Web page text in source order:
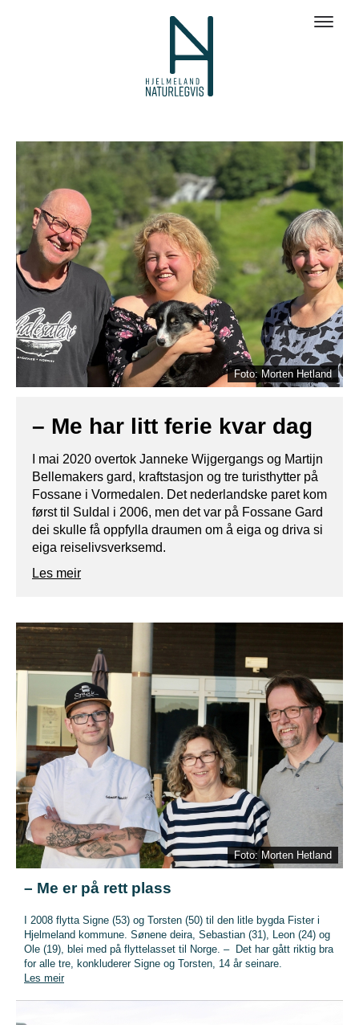
Foto: Morten Hetland
– Me har litt ferie kvar dag
I mai 2020 overtok Janneke Wijgergangs og Martijn
Bellemakers gard, kraftstasjon og tre turisthytter på
Fossane i Vormedalen. Det nederlandske paret kom
først til Suldal i 2006, men det var på Fossane Gard
dei skulle få oppfylla draumen om å eiga og driva si
eiga reiselivsverksemd.
Les meir
Foto: Morten Hetland
– Me er på rett plass
I 2008 flytta Signe (53) og Torsten (50) til den litle bygda Fister i
Hjelmeland kommune. Sønene deira, Sebastian (31), Leon (24) og
Ole (19), blei med på flyttelasset til Norge. – Det har gått riktig bra
for alle tre, konkluderer Signe og Torsten, 14 år seinare.
Les meir